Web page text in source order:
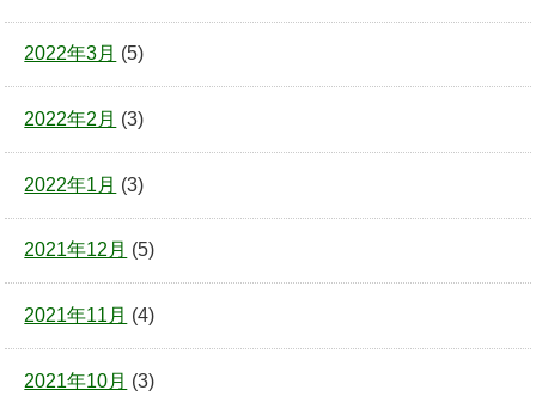
2022年3月 (5)
2022年2月 (3)
2022年1月 (3)
2021年12月 (5)
2021年11月 (4)
2021年10月 (3)